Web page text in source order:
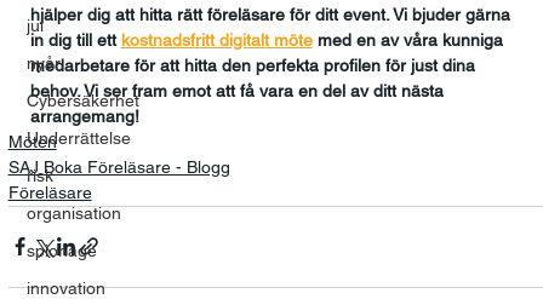
jul
nyår
Cybersäkerhet
Underrättelse
risk
organisation
spionage
innovation
hjälper dig att hitta rätt föreläsare för ditt event. Vi bjuder gärna
in dig till ett kostnadsfritt digitalt möte med en av våra kunniga
medarbetare för att hitta den perfekta profilen för just dina
behov. Vi ser fram emot att få vara en del av ditt nästa
arrangemang!
Möten
SAJ Boka Föreläsare - Blogg
Föreläsare